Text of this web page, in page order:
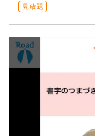
見放題